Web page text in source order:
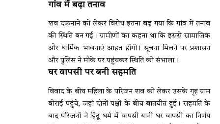
गांव में बढ़ा तनाव
शव दफनाने को लेकर विरोध इतना बढ़ गया कि गांव में तनाव
की स्थिति बन गई। ग्रामीणों का कहना था कि इससे सामाजिक
और धार्मिक भावनाएं आहत होंगी। सूचना मिलने पर प्रशासन
और पुलिस ने मौके पर पहुंचकर स्थिति को संभाला।
घर वापसी पर बनी सहमति
विवाद के बीच महिला के परिजन शव को लेकर उसके गृह ग्राम
बोराई पहुंचे, जहां दोनों पक्षों के बीच बातचीत हुई। सहमति के
बाद परिजनों ने हिंदू धर्म में वापसी यानी घर वापसी का निर्णय